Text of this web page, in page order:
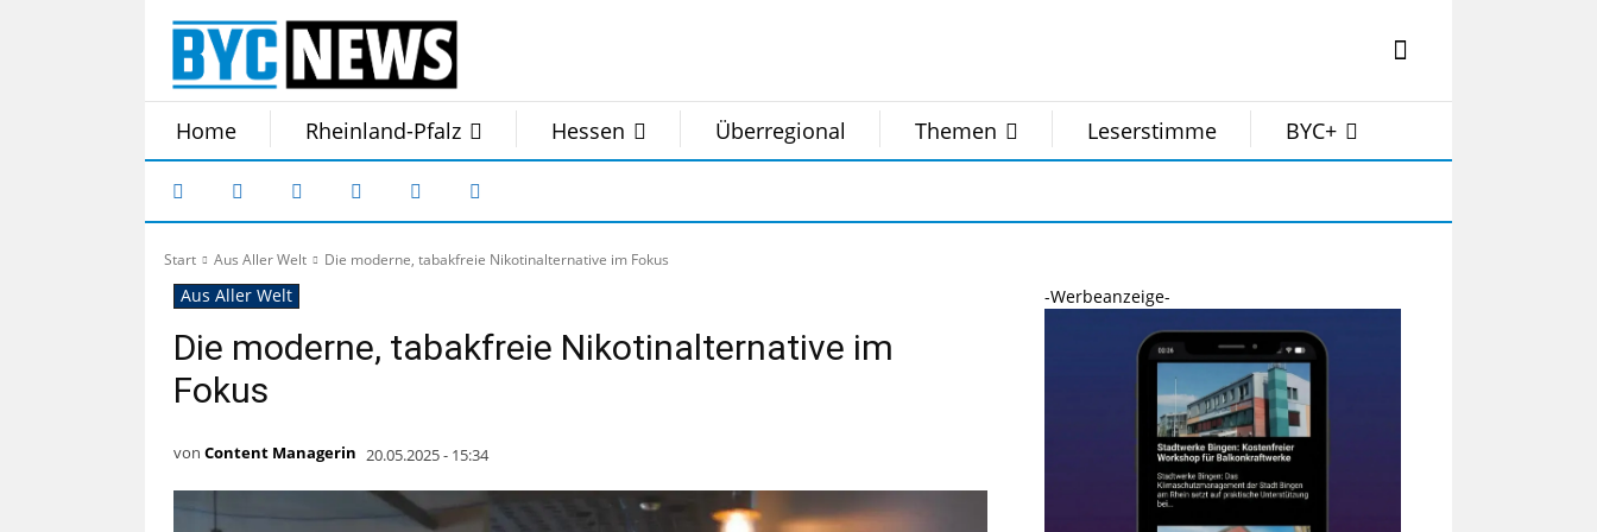
Home Rheinland-Pfalz Hessen Überregional Themen Leserstimme BYC+
Start Aus Aller Welt Die moderne, tabakfreie Nikotinalternative im Fokus
Aus Aller Welt
Die moderne, tabakfreie Nikotinalternative im
Fokus
von Content Managerin 20.05.2025 - 15:34
-Werbeanzeige-